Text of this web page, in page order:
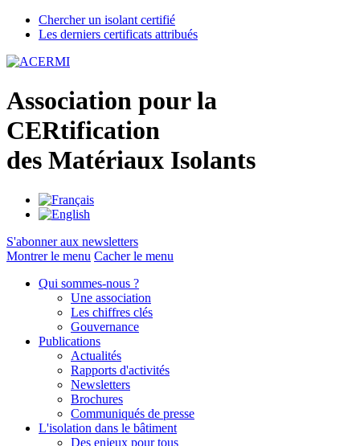
Chercher un isolant certifié
Les derniers certificats attribués
Association pour la
CERtification
des Matériaux Isolants
S'abonner aux newsletters
Montrer le menu Cacher le menu
Qui sommes-nous ?
Une association
Les chiffres clés
Gouvernance
Publications
Actualités
Rapports d'activités
Newsletters
Brochures
Communiqués de presse
L'isolation dans le bâtiment
Des enjeux pour tous